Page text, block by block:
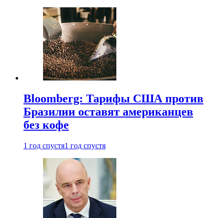
Bloomberg: Тарифы США против
Бразилии оставят американцев
без кофе
1 год спустя1 год спустя